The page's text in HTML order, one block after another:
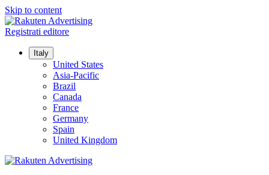
Skip to content
Registrati editore
Italy
United States
Asia-Pacific
Brazil
Canada
France
Germany
Spain
United Kingdom